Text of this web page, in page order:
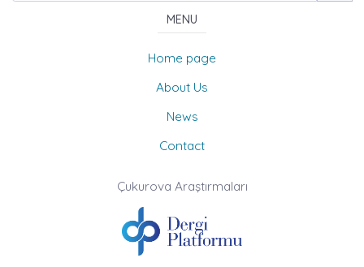
MENU
Home page
About Us
News
Contact
Çukurova Araştırmaları